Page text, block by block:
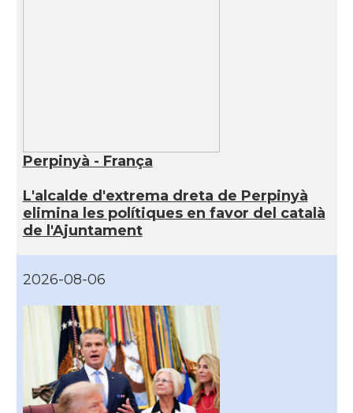
Perpinyà - França
L'alcalde d'extrema dreta de Perpinyà
elimina les polítiques en favor del català
de l'Ajuntament
2026-08-06